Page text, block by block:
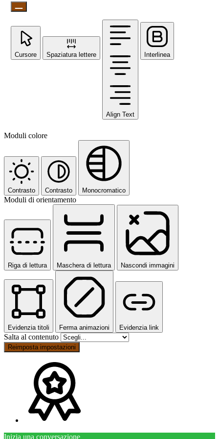
Cursore Spaziatura lettere
Align Text
Interlinea
Moduli colore
Contrasto Contrasto Monocromatico
Moduli di orientamento
Riga di lettura Maschera di lettura Nascondi immagini
Evidenzia titoli Ferma animazioni Evidenzia link
Salta al contenuto
Reimposta impostazioni
Inizia una conversazione